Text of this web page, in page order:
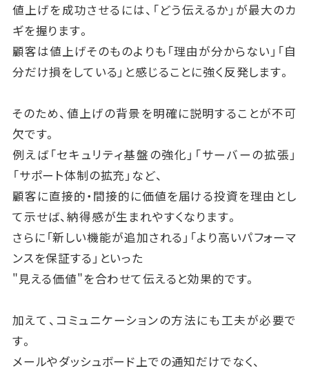
値上げを成功させるには、「どう伝えるか」が最大のカ
ギを握ります。
顧客は値上げそのものよりも「理由が分からない」「自
分だけ損をしている」と感じることに強く反発します。
そのため、値上げの背景を明確に説明することが不可
欠です。
例えば「セキュリティ基盤の強化」「サーバーの拡張」
「サポート体制の拡充」など、
顧客に直接的・間接的に価値を届ける投資を理由とし
て示せば、納得感が生まれやすくなります。
さらに「新しい機能が追加される」「より高いパフォーマ
ンスを保証する」といった
"見える価値"を合わせて伝えると効果的です。
加えて、コミュニケーションの方法にも工夫が必要で
す。
メールやダッシュボード上での通知だけでなく、